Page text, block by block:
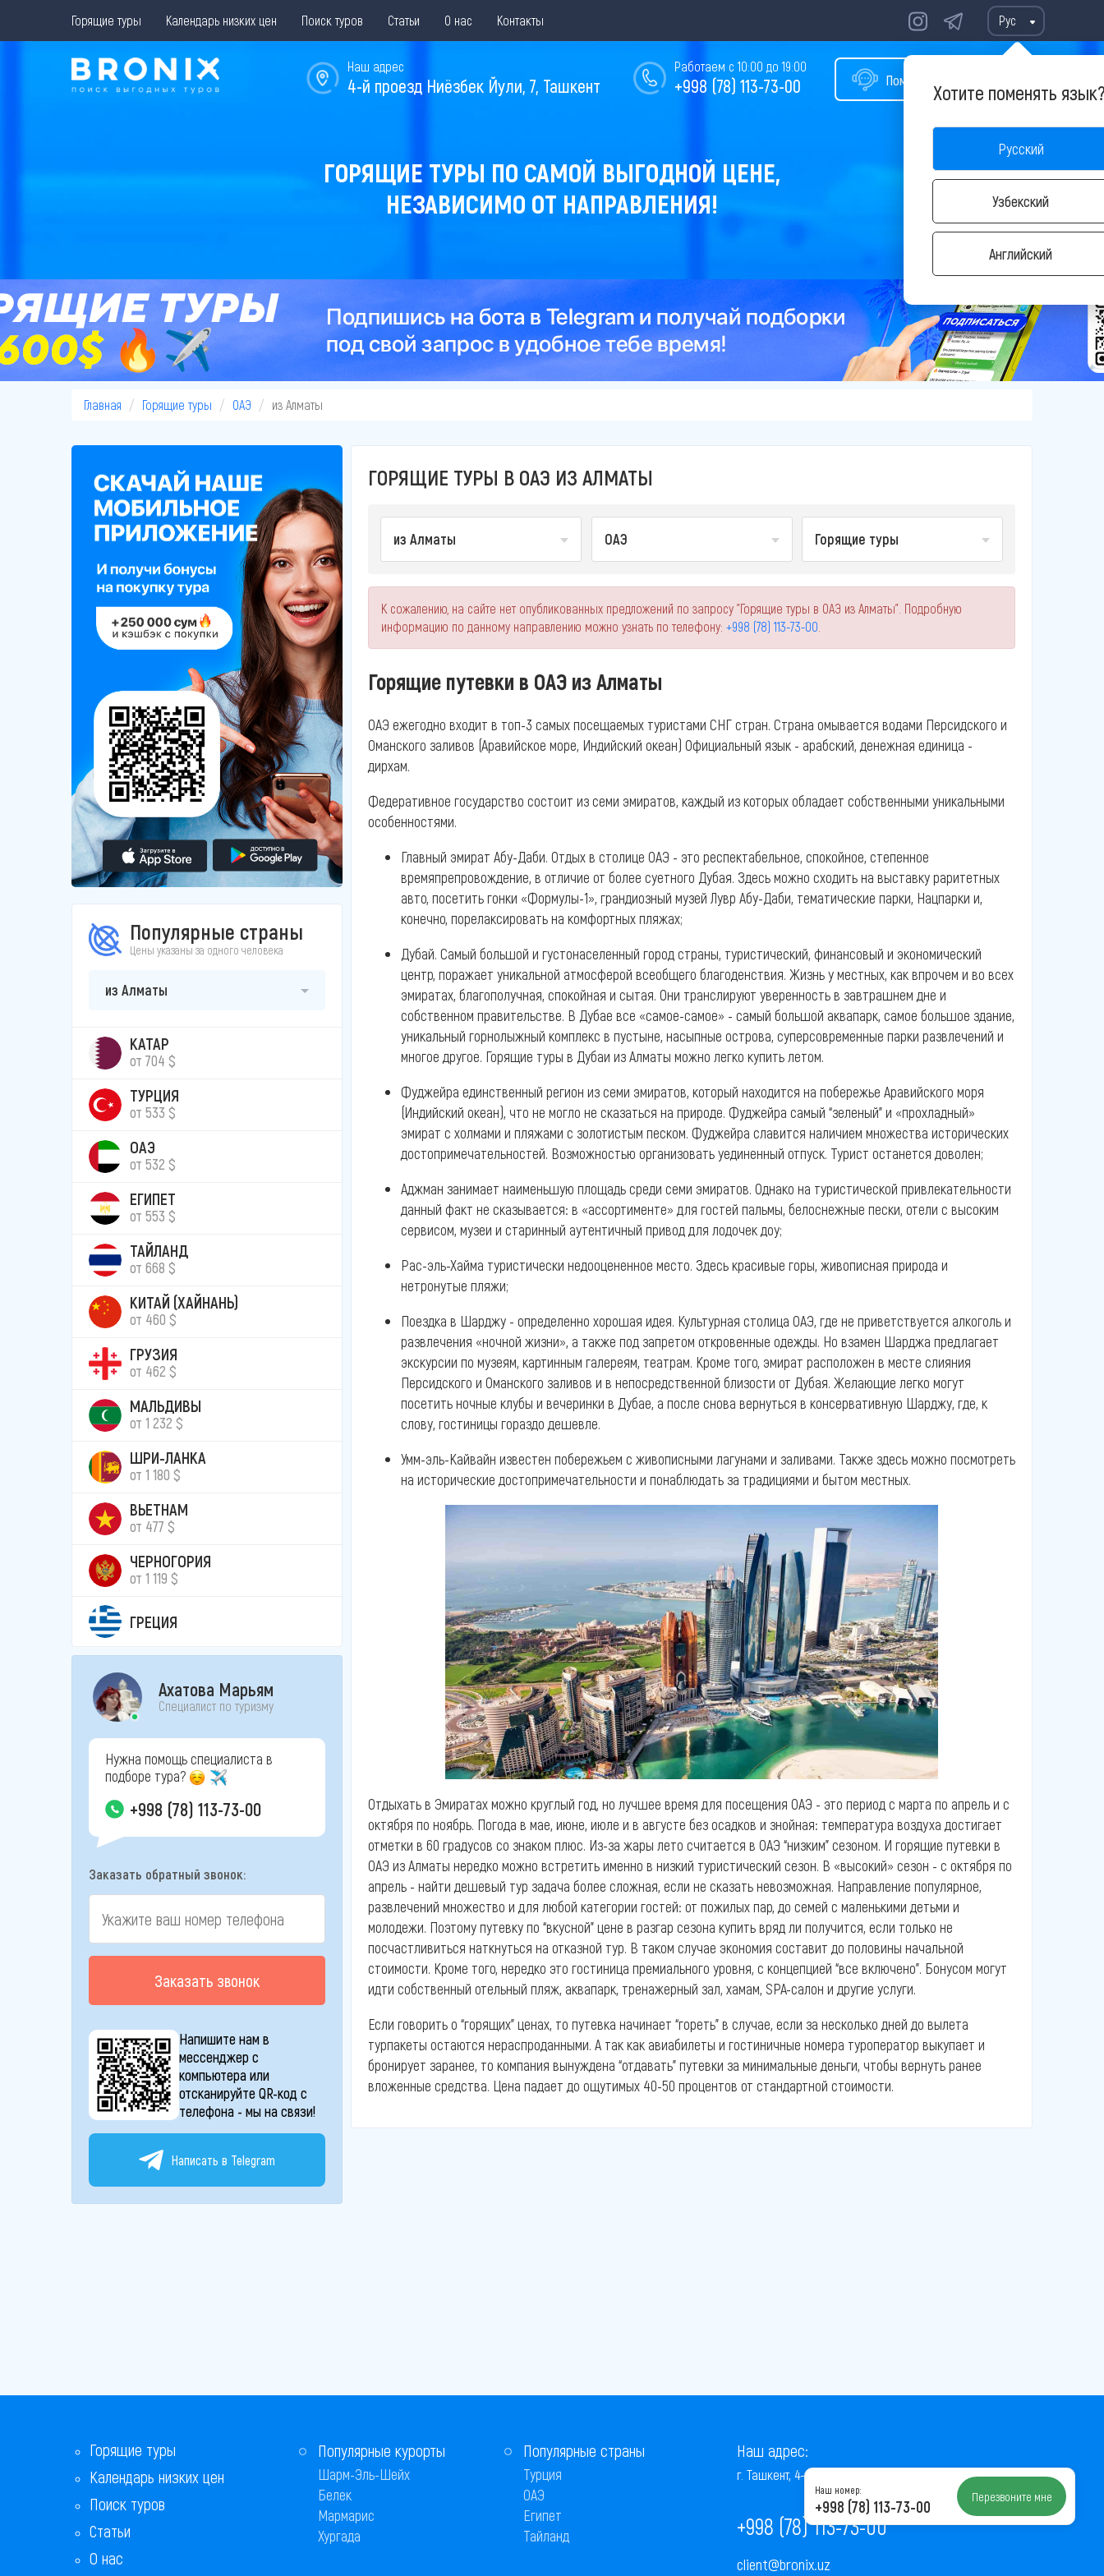
Горящие туры Календарь низких цен Поиск туров Статьи О нас Контакты Рус
Хотите поменять
Русский
Узбекский
Английский
Помощь в подборе тура
Работаем с 10:00 до 19:00
+998 (78) 113-73-00
Наш адрес
4-й проезд Ниёзбек Йули, 7, Ташкент
ГОРЯЩИЕ ТУРЫ ПО САМОЙ ВЫГОДНОЙ ЦЕНЕ,
НЕЗАВИСИМО ОТ НАПРАВЛЕНИЯ!
Главная Горящие туры ОАЭ из Алматы
Популярные страны
Цены указаны за одного человека
из Алматы
КАТАР
от 704 $
ТУРЦИЯ
от 533 $
ОАЭ
от 532 $
ЕГИПЕТ
от 553 $
ТАЙЛАНД
от 668 $
КИТАЙ (ХАЙНАНЬ)
от 460 $
ГРУЗИЯ
от 462 $
МАЛЬДИВЫ
от 1 232 $
ШРИ-ЛАНКА
от 1 180 $
ВЬЕТНАМ
от 477 $
ЧЕРНОГОРИЯ
от 1 119 $
ГРЕЦИЯ
Ахатова Марьям
Специалист по туризму
Нужна помощь специалиста в
подборе тура?
+998 (78) 113-73-00
Заказать обратный звонок:
Заказать звонок
Напишите нам в
мессенджер с
компьютера или
отсканируйте QR-код с
телефона - мы на связи!
Написать в Telegram
ГОРЯЩИЕ ТУРЫ В ОАЭ ИЗ АЛМАТЫ
из Алматы ОАЭ Горящие туры
К сожалению, на сайте нет опубликованных предложений по запросу "Горящие туры в ОАЭ из Алматы". Подробную
информацию по данному направлению можно узнать по телефону: +998 (78) 113-73-00
Горящие путевки в ОАЭ из Алматы
ОАЭ ежегодно входит в топ-3 самых посещаемых туристами СНГ стран. Страна омывается водами Персидского и
Оманского заливов (Аравийское море, Индийский океан) Официальный язык - арабский, денежная единица -
дирхам.
Федеративное государство состоит из семи эмиратов, каждый из которых обладает собственными уникальными
особенностями.
Главный эмират Абу-Даби. Отдых в столице ОАЭ - это респектабельное, спокойное, степенное
времяпрепровождение, в отличие от более суетного Дубая. Здесь можно сходить на выставку раритетных
авто, посетить гонки «Формулы-1», грандиозный музей Лувр Абу-Даби, тематические парки, Нацпарки и,
конечно, порелаксировать на комфортных пляжах;
Дубай. Самый большой и густонаселенный город страны, туристический, финансовый и экономический
центр, поражает уникальной атмосферой всеобщего благоденствия. Жизнь у местных, как впрочем и во всех
эмиратах, благополучная, спокойная и сытая. Они транслируют уверенность в завтрашнем дне и
собственном правительстве. В Дубае все «самое-самое» - самый большой аквапарк, самое большое здание,
уникальный горнолыжный комплекс в пустыне, насыпные острова, суперсовременные парки развлечений и
многое другое. Горящие туры в Дубаи из Алматы можно легко купить летом.
Фуджейра единственный регион из семи эмиратов, который находится на побережье Аравийского моря
(Индийский океан), что не могло не сказаться на природе. Фуджейра самый “зеленый” и «прохладный»
эмират с холмами и пляжами с золотистым песком. Фуджейра славится наличием множества исторических
достопримечательностей. Возможностью организовать уединенный отпуск. Турист останется доволен;
Аджман занимает наименьшую площадь среди семи эмиратов. Однако на туристической привлекательности
данный факт не сказывается: в «ассортименте» для гостей пальмы, белоснежные пески, отели с высоким
сервисом, музеи и старинный аутентичный привод для лодочек доу;
Рас-эль-Хайма туристически недооцененное место. Здесь красивые горы, живописная природа и
нетронутые пляжи;
Поездка в Шарджу - определенно хорошая идея. Культурная столица ОАЭ, где не приветствуется алкоголь и
развлечения «ночной жизни», а также под запретом откровенные одежды. Но взамен Шарджа предлагает
экскурсии по музеям, картинным галереям, театрам. Кроме того, эмират расположен в месте слияния
Персидского и Оманского заливов и в непосредственной близости от Дубая. Желающие легко могут
посетить ночные клубы и вечеринки в Дубае, а после снова вернуться в консервативную Шарджу, где, к
слову, гостиницы гораздо дешевле.
Умм-эль-Кайвайн известен побережьем с живописными лагунами и заливами. Также здесь можно посмотреть
на исторические достопримечательности и понаблюдать за традициями и бытом местных.
Отдыхать в Эмиратах можно круглый год, но лучшее время для посещения ОАЭ - это период с марта по апрель и с
октября по ноябрь. Погода в мае, июне, июле и в августе без осадков и знойная: температура воздуха достигает
отметки в 60 градусов со знаком плюс. Из-за жары лето считается в ОАЭ “низким” сезоном. И горящие путевки в
ОАЭ из Алматы нередко можно встретить именно в низкий туристический сезон. В «высокий» сезон - с октября по
апрель - найти дешевый тур задача более сложная, если не сказать невозможная. Направление популярное,
развлечений множество и для любой категории гостей: от пожилых пар, до семей с маленькими детьми и
молодежи. Поэтому путевку по “вкусной” цене в разгар сезона купить вряд ли получится, если только не
посчастливиться наткнуться на отказной тур. В таком случае экономия составит до половины начальной
стоимости. Кроме того, нередко это гостиница премиального уровня, с концепцией “все включено”. Бонусом могут
идти собственный отельный пляж, аквапарк, тренажерный зал, хамам, SPA-салон и другие услуги.
Если говорить о “горящих” ценах, то путевка начинает “гореть” в случае, если за несколько дней до вылета
турпакеты остаются нераспроданными. А так как авиабилеты и гостиничные номера туроператор выкупает и
бронирует заранее, то компания вынуждена “отдавать” путевки за минимальные деньги, чтобы вернуть ранее
вложенные средства. Цена падает до ощутимых 40-50 процентов от стандартной стоимости.
Горящие туры
Календарь низких цен
Поиск туров
Статьи
О нас
Популярные курорты
Шарм-Эль-Шейх
Белек
Мармарис
Хургада
Популярные страны
Турция
ОАЭ
Египет
Тайланд
Наш адрес:
г. Ташкент, 4-й проезд Ниёзбек Йули, 7
+998 (78) 113-73-00
client@bronix.uz
Наш номер:
+998 (78) 113-73-00 Перезвоните мне